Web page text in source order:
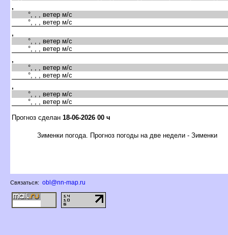
,
°, , , ветер м/с
°, , , ветер м/с
,
°, , , ветер м/с
°, , , ветер м/с
,
°, , , ветер м/с
°, , , ветер м/с
,
°, , , ветер м/с
°, , , ветер м/с
Прогноз сделан 18-06-2026 00 ч
Зименки погода. Прогноз погоды на две недели - Зименки
Связаться: obl@nn-map.ru